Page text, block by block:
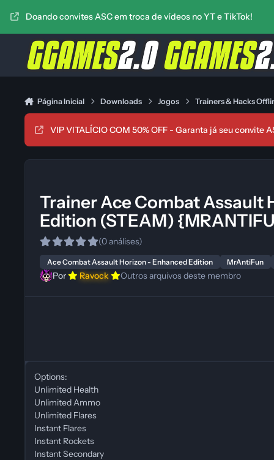
Doando convites ASC em troca de vídeos no YT e TikTok!
Página Inicial Downloads Jogos Trainers & Hacks
VIP VITALÍCIO COM 50% OFF - Garanta já seu convite
Trainer Ace Combat Assault
Edition (STEAM)
(0 análises)
Ace Combat Assault Horizon - Enhanced Edition MrAntiFun
Por Ravock Outros arquivos deste membro
Options:
Unlimited Health
Unlimited Ammo
Unlimited Flares
Instant Flares
Instant Rockets
Instant Secondary